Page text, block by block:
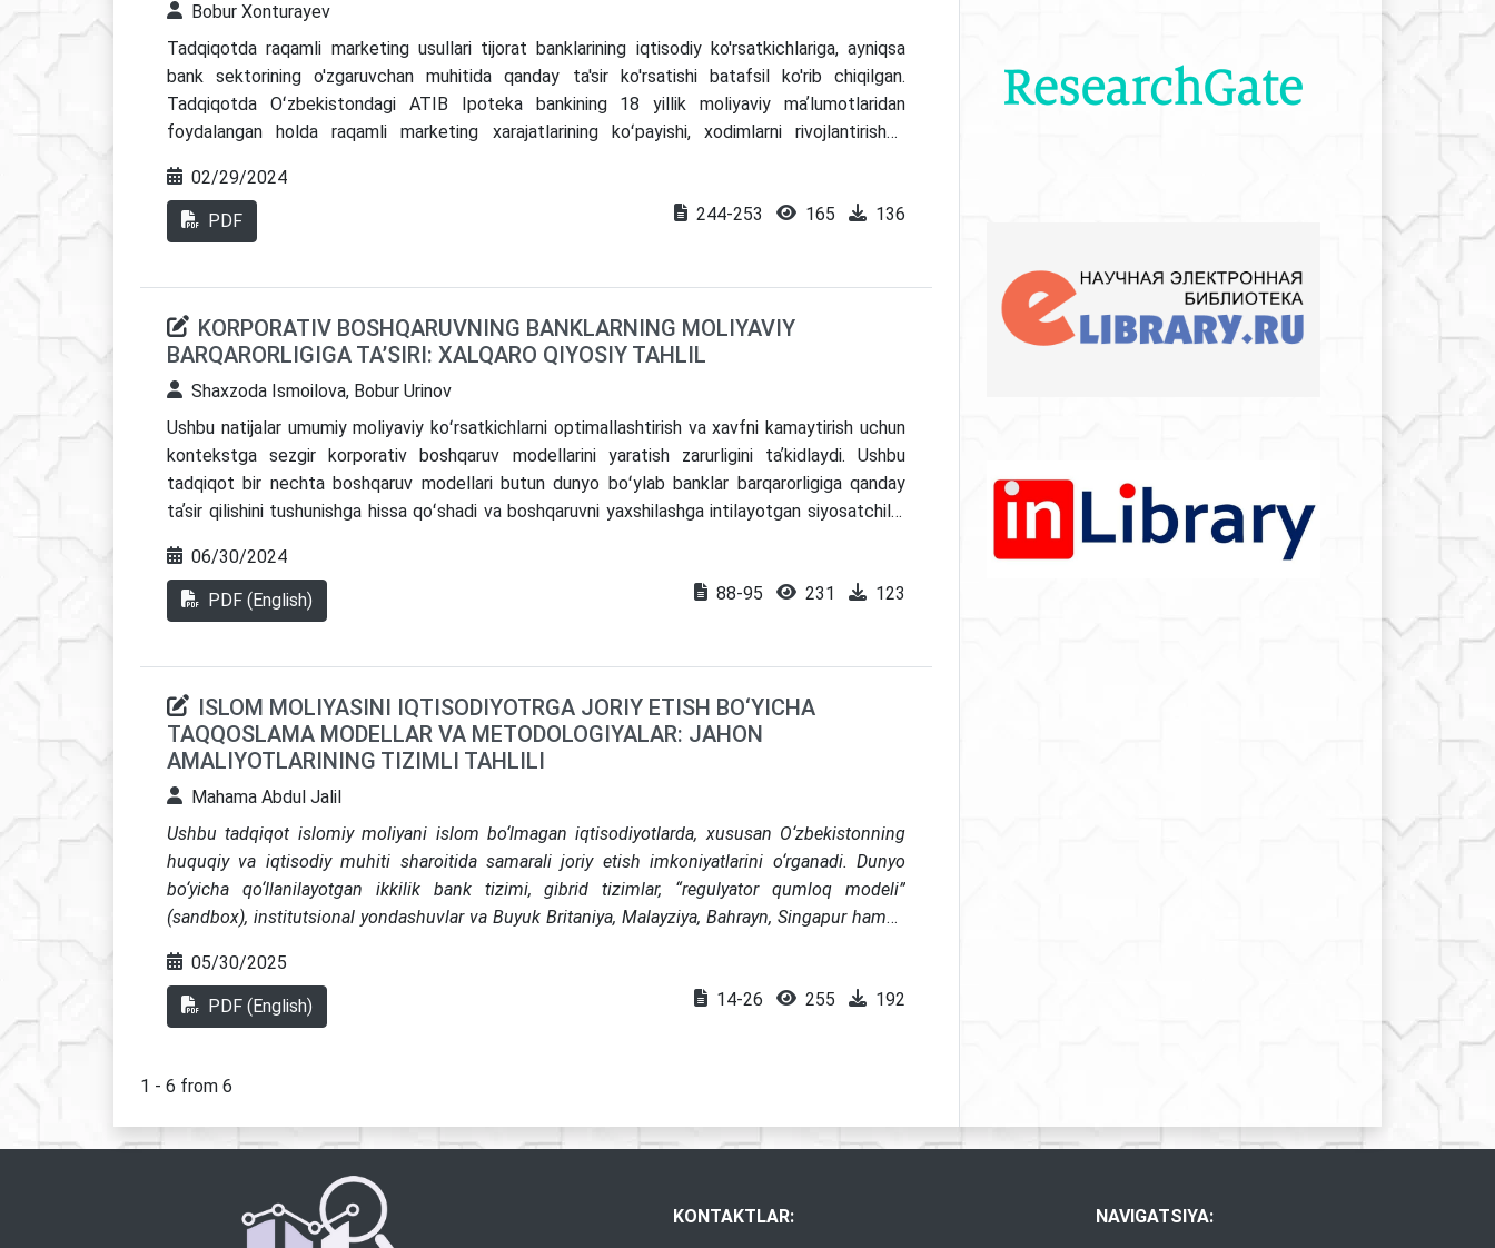
Bobur Xonturayev
Tadqiqotda raqamli marketing usullari tijorat banklarining iqtisodiy ko'rsatkichlariga, ayniqsa
bank sektorining o'zgaruvchan muhitida qanday ta'sir ko'rsatishi batafsil ko'rib chiqilgan.
Tadqiqotda Oʻzbekistondagi ATIB Ipoteka bankining 18 yillik moliyaviy maʼlumotlaridan
foydalangan holda raqamli marketing xarajatlarining koʻpayishi, xodimlarni rivojlantirishga
Tadqiqotda bank sohasida marketing strategiyalar ta'sirini bashorat qilish va baholash uchun
VAR (Vector Autoregressive) va ARDL (Autoregressive Distributed Lag) modellari ishlab
chiqildi. Natijalar raqamli marketing harajatlarining ortishi, bank ishchi xodimlariga qilingan
munozaraga hissa qo'shadi va moliyaviy institutlar uchun marketing strategiyasi va inson
kapitaliga sarmoya kiritish orqali iqtisodiy samaradorligini optimallashtirishga qaratilgan qimmatli
tushunchalarni taqdim etadi.
02/29/2024
PDF 244-253 165 136
KORPORATIV BOSHQARUVNING BANKLARNING MOLIYAVIY
BARQARORLIGIGA TA’SIRI: XALQARO QIYOSIY TAHLIL
Shaxzoda Ismoilova, Bobur Urinov
Ushbu natijalar umumiy moliyaviy koʻrsatkichlarni optimallashtirish va xavfni kamaytirish uchun
kontekstga sezgir korporativ boshqaruv modellarini yaratish zarurligini taʼkidlaydi. Ushbu
tadqiqot bir nechta boshqaruv modellari butun dunyo boʻylab banklar barqarorligiga qanday
taʼsir qilishini tushunishga hissa qoʻshadi va boshqaruvni yaxshilashga intilayotgan siyosatchilar
va xavfni kamaytirish uchun korporativ boshqaruvning oʻziga xos usullariga ehtiyoj borligini
taʼkidlaydi. Ushbu tadqiqot boshqaruvning turli modellari moliya institutlarining global
barqarorligiga qanday taʼsir etishi haqidagi ekspert bilimlariga hissa qoʻshadi va boshqaruv
06/30/2024
PDF (English) 88-95 231 123
ISLOM MOLIYASINI IQTISODIYOTRGA JORIY ETISH BO‘YICHA
TAQQOSLAMA MODELLAR VA METODOLOGIYALAR: JAHON
AMALIYOTLARINING TIZIMLI TAHLILI
Mahama Abdul Jalil
Ushbu tadqiqot islomiy moliyani islom bo‘lmagan iqtisodiyotlarda, xususan O‘zbekistonning
huquqiy va iqtisodiy muhiti sharoitida samarali joriy etish imkoniyatlarini o‘rganadi. Dunyo
bo‘yicha qo‘llanilayotgan ikkilik bank tizimi, gibrid tizimlar, “regulyator qumloq modeli”
(sandbox), institutsional yondashuvlar va Buyuk Britaniya, Malayziya, Bahrayn, Singapur hamda
moliya tizimiga moslashuvini yoritadi. Sifatli (qualitative) metodologiyadan foydalangan holda,
tadqiqot islomiy tamoyillar bilan moslashgan tartibga solish innovatsiyalarining zarurligini
ta’kidlaydi. Ishda O‘zbekistonda iqtisodiyotni diversifikatsiya qilish vositasi sifatida islomiy
quvvatlashga oid siyosiy tavsiyalar ilgari suriladi.
05/30/2025
PDF (English) 14-26 255 192
1 - 6 from 6
KONTAKTLAR:
NAVIGATSIYA: